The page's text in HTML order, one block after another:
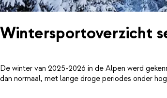
Wintersportoverzicht
De winter van 2025-2026 in de Alpen werd
dan normaal, met lange droge periodes onder